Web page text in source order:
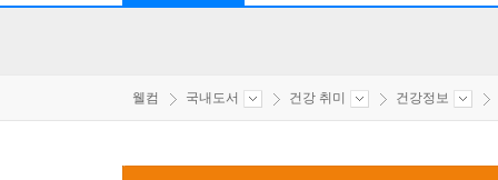
웰컴 국내도서 건강 취미 건강정보